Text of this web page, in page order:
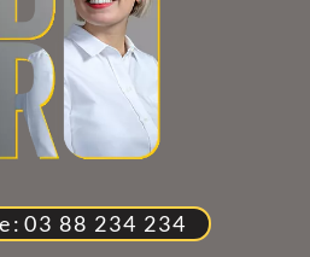
: 03 88 234 234